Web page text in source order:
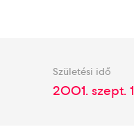
Születési idő
2001. szept.